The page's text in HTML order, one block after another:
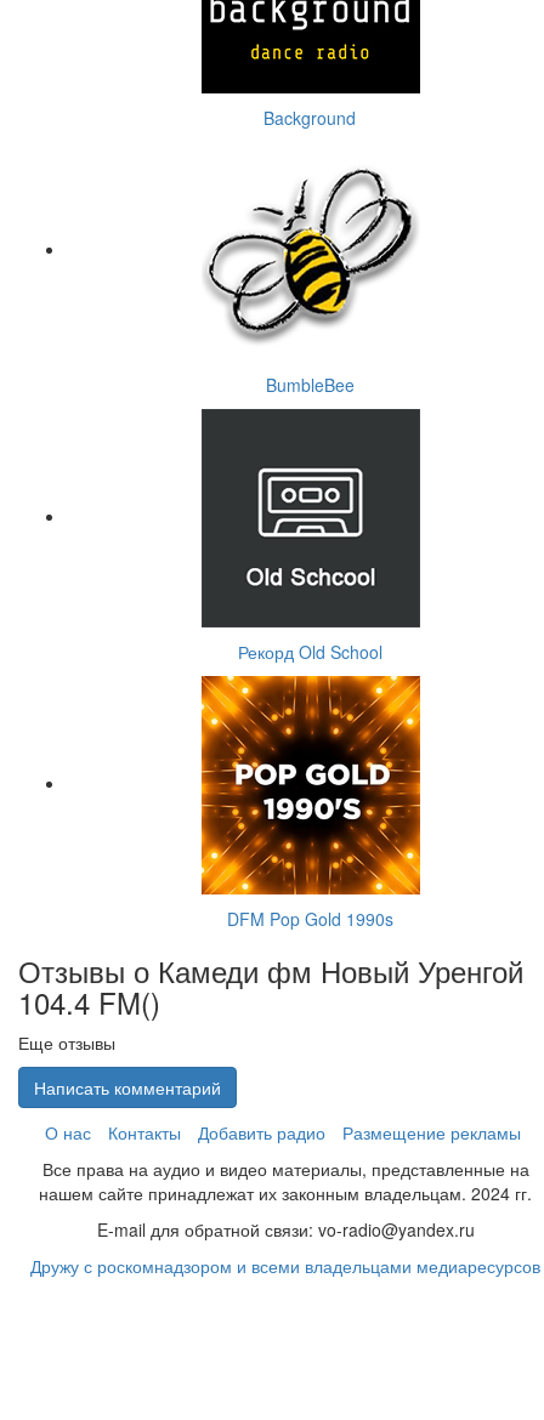
Background
BumbleBee
Рекорд Old School
DFM Pop Gold 1990s
Отзывы о Камеди фм Новый Уренгой
104.4 FM()
Еще отзывы
Написать комментарий
О нас
Контакты Добавить радио
Размещение рекламы
Все права на аудио и видео материалы, представленные на
нашем сайте принадлежат их законным владельцам. 2024 гг.
E-mail для обратной связи: vo-radio@yandex.ru
Дружу с роскомнадзором и всеми владельцами медиаресурсов